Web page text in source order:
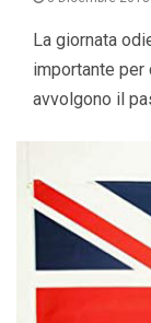
La giornata
importante per
avvolgono il